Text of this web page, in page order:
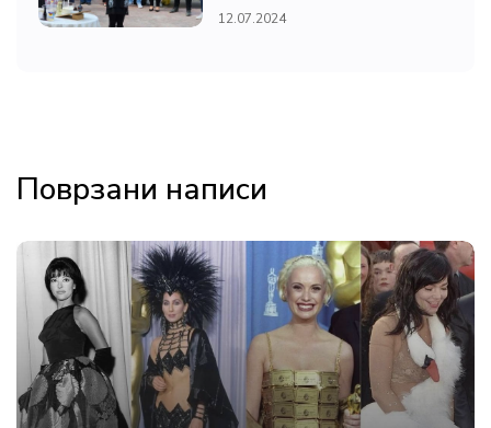
12.07.2024
Поврзани написи